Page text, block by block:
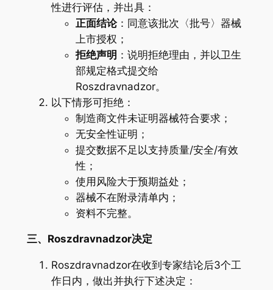
性进行评估，并出具：
正面结论：同意该批次〈批号〉器械
上市授权；
拒绝声明 ：说明拒绝理由，并以卫生
部规定格式提交给
Roszdravnadzor。
以下情形可拒绝：
制造商文件未证明器械符合要求；
无安全性证明；
提交数据不足以支持质量/安全/有效
性；
使用风险大于预期益处；
器械不在附录清单内；
资料不完整。
三、Roszdravnadzor决定
Roszdravnadzor在收到专家结论后3个工
作日内，做出并执行下述决定：